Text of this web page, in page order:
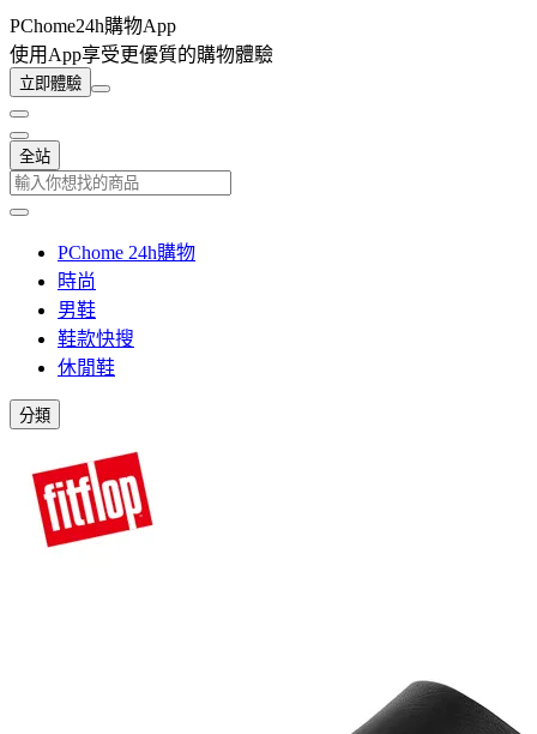
PChome24h購物App
使用App享受更優質的購物體驗
立即體驗
全站
PChome 24h購物
時尚
男鞋
鞋款快搜
休閒鞋
分類